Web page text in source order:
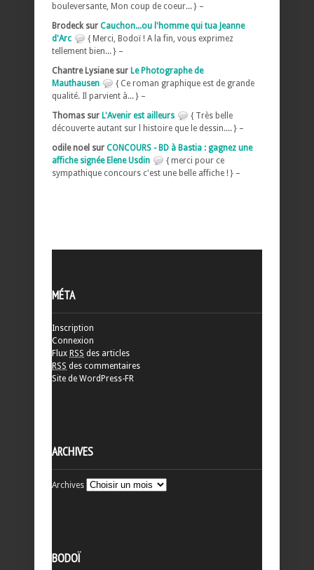
bouleversante, Mon coup de coeur... } –
Brodeck sur Cauchon...ou l'homme qui tua Jeanne
d'Arc
{ Merci, Bodoï ! A la fin, vous exprimez
tellement bien... } –
Chantre Lysiane sur Le Photographe de
Mauthausen
{ Ce roman graphique est de grande
qualité. Il parvient à... } –
Thomas sur L'Avenir est ailleurs
{ Très belle
découverte autant sur l histoire que le dessin.... } –
odile noel sur CONCOURS - BD à Bastia : gagnez une
affiche signée Elene Usdin
{ merci pour ce
sympathique concours c'est une belle affiche ! } –
MÉTA
Inscription
Connexion
Flux RSS des articles
RSS des commentaires
Site de WordPress-FR
ARCHIVES
Archives
BODOÏ